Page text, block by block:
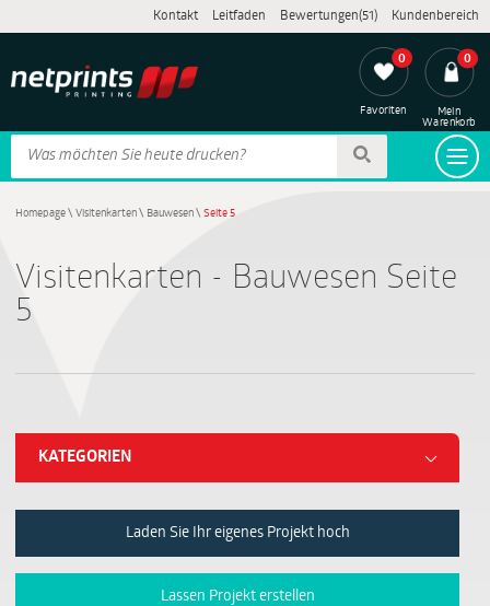
Kontakt Leitfaden Bewertungen(51) Kundenbereich
0
Favoriten
0
Mein
Warenkorb
Homepage\ Visitenkarten\ Bauwesen\ Seite 5
Visitenkarten - Bauwesen Seite
5
KATEGORIEN
Laden Sie Ihr eigenes Projekt hoch
Lassen Projekt erstellen